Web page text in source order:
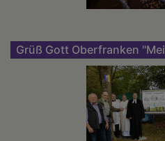
Grüß Gott Oberfranken